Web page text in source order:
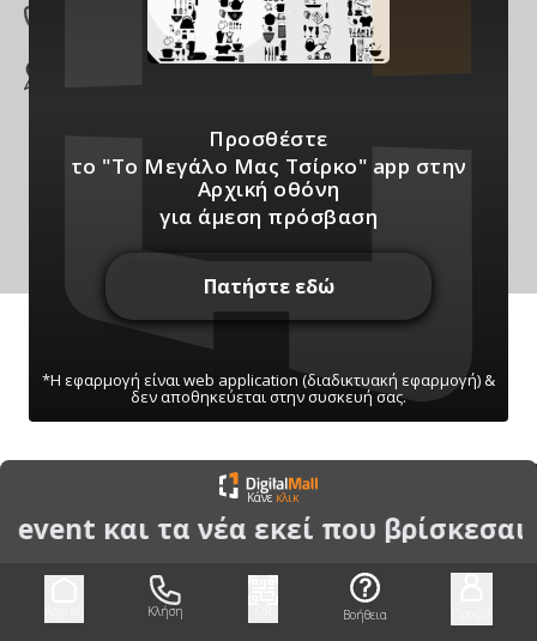
2610312110
Αρχιεπισκόπου Κυ
ΠΑΤΗΣΤΕ ΓΙΑ ΝΑ ΛΑΒΕΤΕ ΕΙΔΟΠΟΙΗΣΕΙΣ
Μπορείτε να κάνετε ανά πάσα στιγμή σίγαση/
Κάνε κλικ
και τα νέα εκεί που βρίσκεσαι
Κλήση Βοήθεια
Προσθέστε
το "Το Μεγάλο Μας Τσίρκο" app στην
Αρχική οθόνη
για άμεση πρόσβαση
Πατήστε εδώ
*Η εφαρμογή είναι web application (διαδικτυακή εφαρμογή) &
δεν αποθηκεύεται στην συσκευή σας.